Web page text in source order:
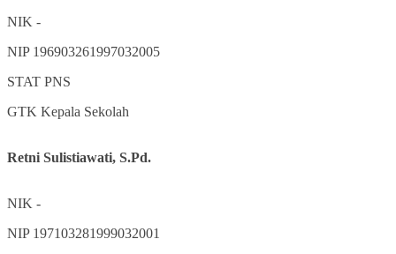
NIK -
NIP 196903261997032005
STAT PNS
GTK Kepala Sekolah
Retni Sulistiawati, S.Pd.
NIK -
NIP 197103281999032001